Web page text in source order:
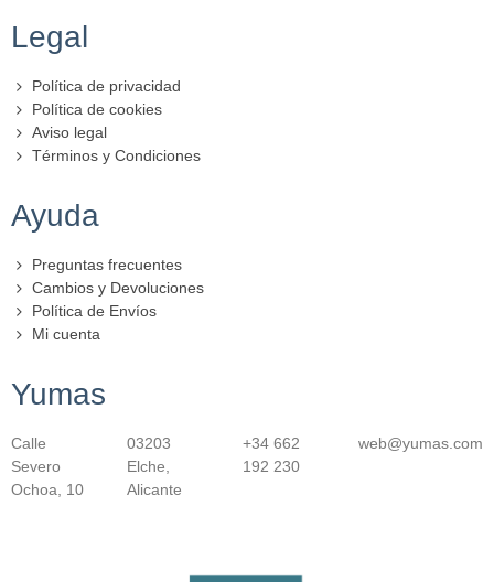
Yumas
Calle
Severo
Ochoa, 10
03203
Elche,
Alicante
+34 662
192 230
web@yumas.com
Ayuda
Preguntas frecuentes
Cambios y Devoluciones
Política de Envíos
Mi cuenta
Legal
Política de privacidad
Política de cookies
Aviso legal
Términos y Condiciones